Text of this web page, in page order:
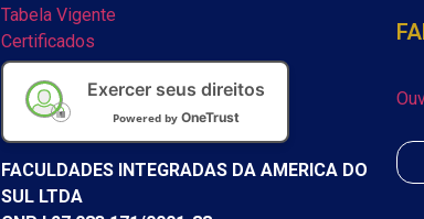
Tabela Vigente
Certificados
Exercer seus direitos
Powered by OneTrust
FACULDADES INTEGRADAS DA AMERICA DO
SUL LTDA